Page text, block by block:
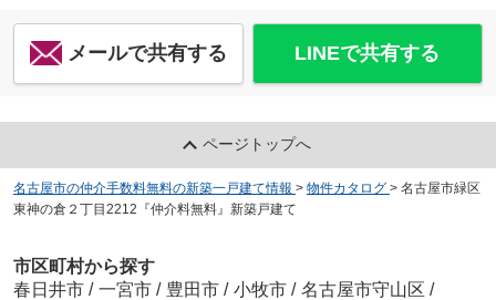
メールで共有する LINEで共有する
ページトップへ
名古屋市の仲介手数料無料の新築一戸建て情報 > 物件カタログ > 名古屋市緑区
東神の倉２丁目2212『仲介料無料』新築戸建て
市区町村から探す
春日井市 / 一宮市 / 豊田市 / 小牧市 / 名古屋市守山区 /